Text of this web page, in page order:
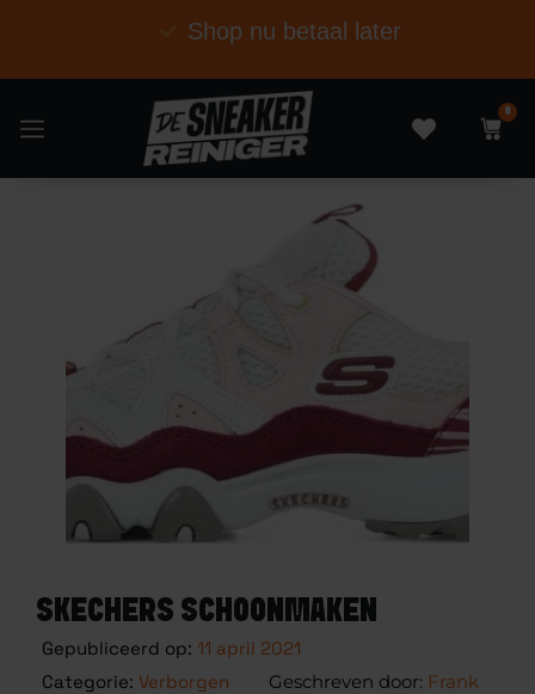
Shop nu betaal later
0
SKECHERS SCHOONMAKEN
Gepubliceerd op: 11 april 2021
Categorie: Verborgen
Frank